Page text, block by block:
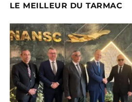
LE MEILLEUR DU TARMAC